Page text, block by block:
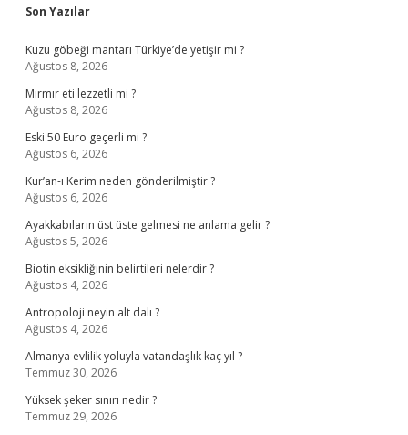
Sidebar
Son Yazılar
Kuzu göbeği mantarı Türkiye’de yetişir mi ?
Ağustos 8, 2026
Mırmır eti lezzetli mi ?
Ağustos 8, 2026
Eski 50 Euro geçerli mi ?
Ağustos 6, 2026
Kur’an-ı Kerim neden gönderilmiştir ?
Ağustos 6, 2026
Ayakkabıların üst üste gelmesi ne anlama gelir ?
Ağustos 5, 2026
Biotin eksikliğinin belirtileri nelerdir ?
Ağustos 4, 2026
Antropoloji neyin alt dalı ?
Ağustos 4, 2026
Almanya evlilik yoluyla vatandaşlık kaç yıl ?
Temmuz 30, 2026
Yüksek şeker sınırı nedir ?
Temmuz 29, 2026